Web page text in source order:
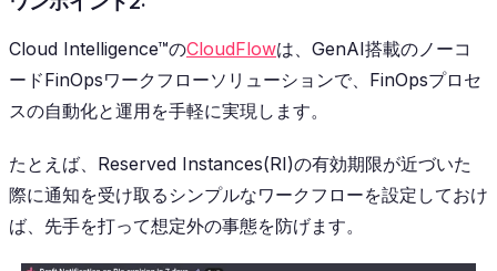
Cloud Intelligence™のCloudFlowは、GenAI搭載のノーコ
ードFinOpsワークフローソリューションで、FinOpsプロセ
スの自動化と運用を手軽に実現します。
たとえば、Reserved Instances(RI)の有効期限が近づいた
際に通知を受け取るシンプルなワークフローを設定しておけ
ば、先手を打って想定外の事態を防げます。